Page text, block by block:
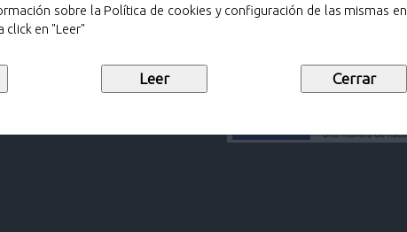
sobre la Política de cookies y configuración de las mismas en
click en "Leer"